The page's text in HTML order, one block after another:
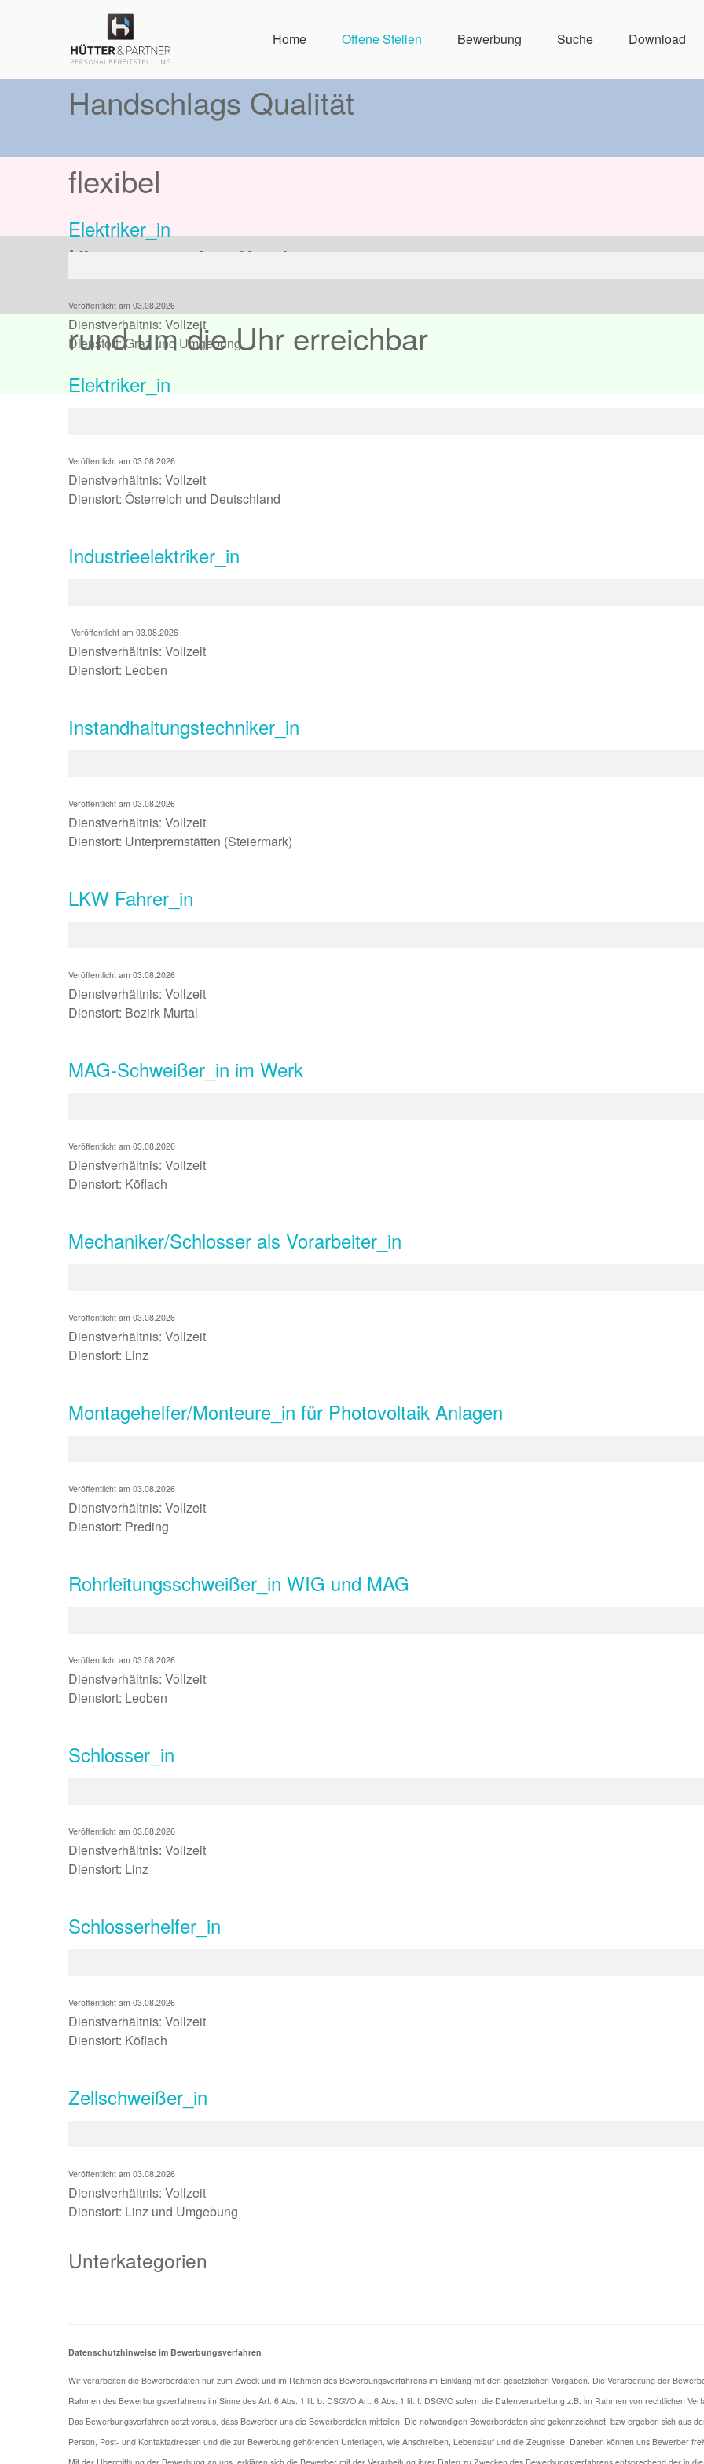
Home Offene Stellen Bewerbung Suche Download
Handschlags Qualität
flexibel
lösungsorientiert
rund um die Uhr erreichbar
Elektriker_in
Veröffentlicht am 03.08.2026
Dienstverhältnis: Vollzeit
Dienstort: Graz und Umgebung
Elektriker_in
Veröffentlicht am 03.08.2026
Dienstverhältnis: Vollzeit
Dienstort: Österreich und Deutschland
Industrieelektriker_in
Veröffentlicht am 03.08.2026
Dienstverhältnis: Vollzeit
Dienstort: Leoben
Instandhaltungstechniker_in
Veröffentlicht am 03.08.2026
Dienstverhältnis: Vollzeit
Dienstort: Unterpremstätten (Steiermark)
LKW Fahrer_in
Veröffentlicht am 03.08.2026
Dienstverhältnis: Vollzeit
Dienstort: Bezirk Murtal
MAG-Schweißer_in im Werk
Veröffentlicht am 03.08.2026
Dienstverhältnis: Vollzeit
Dienstort: Köflach
Mechaniker/Schlosser als Vorarbeiter_in
Veröffentlicht am 03.08.2026
Dienstverhältnis: Vollzeit
Dienstort: Linz
Montagehelfer/Monteure_in für Photovoltaik Anlagen
Veröffentlicht am 03.08.2026
Dienstverhältnis: Vollzeit
Dienstort: Preding
Rohrleitungsschweißer_in WIG und MAG
Veröffentlicht am 03.08.2026
Dienstverhältnis: Vollzeit
Dienstort: Leoben
Schlosser_in
Veröffentlicht am 03.08.2026
Dienstverhältnis: Vollzeit
Dienstort: Linz
Schlosserhelfer_in
Veröffentlicht am 03.08.2026
Dienstverhältnis: Vollzeit
Dienstort: Köflach
Zellschweißer_in
Veröffentlicht am 03.08.2026
Dienstverhältnis: Vollzeit
Dienstort: Linz und Umgebung
Unterkategorien
Datenschutzhinweise im Bewerbungsverfahren
Wir verarbeiten die Bewerberdaten nur zum Zweck und im Rahmen des Bewerbungsverfahrens im Einklang mit den gesetzlichen Vorgaben. Die Verarbeitung der
Rahmen des Bewerbungsverfahrens im Sinne des Art. 6 Abs. 1 lit. b. DSGVO Art. 6 Abs. 1 lit. f. DSGVO sofern die Datenverarbeitung z.B. im Rahmen von rechtlichen
Das Bewerbungsverfahren setzt voraus, dass Bewerber uns die Bewerberdaten mitteilen. Die notwendigen Bewerberdaten sind gekennzeichnet, bzw ergeben sich aus
Person, Post- und Kontaktadressen und die zur Bewerbung gehörenden Unterlagen, wie Anschreiben, Lebenslauf und die Zeugnisse. Daneben können uns Bewerber